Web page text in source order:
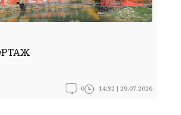
0 14:32 | 29.07.2026